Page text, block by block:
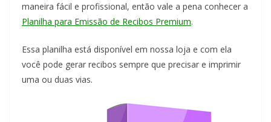
maneira fácil e profissional, então vale a pena conhecer a
Planilha para Emissão de Recibos Premium.
Essa planilha está disponível em nossa loja e com ela
você pode gerar recibos sempre que precisar e imprimir
uma ou duas vias.